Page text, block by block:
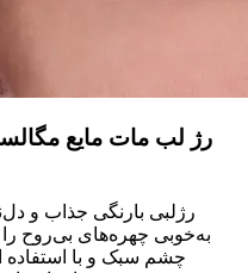
به‌خوبی چهره‌های بی‌روح
چشم سبک و با